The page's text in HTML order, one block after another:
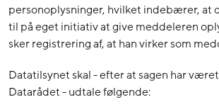
personoplysninger, hvilket indebærer, at
til på eget initiativ at give meddeleren
sker registrering af, at han virker som
Datatilsynet skal - efter at sagen har
Datarådet - udtale følgende: